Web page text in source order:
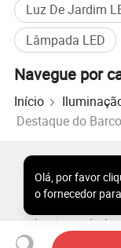
Solução LCDMA
Iluminação/luzes
Luz de pesquisa
Projector portátil
Projector / projector
marítimos LED /
marítimos/ LED
marítimo TZ5
Luz De Jardim
Lâmpada LED
Navegue por
Início
Destaque do Barco
Olá, por favor
o fornecedor
Produtos
Sobre
Acordo do